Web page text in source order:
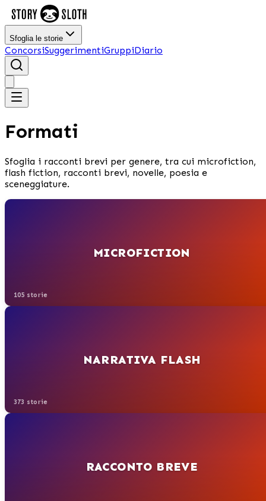
Sfoglia le storie
ConcorsiSuggerimentiGruppiDiario
Formati
Sfoglia i racconti brevi per genere, tra cui microfiction,
flash fiction, racconti brevi, novelle, poesia e
sceneggiature.
MICROFICTION
105 storie
NARRATIVA FLASH
373 storie
RACCONTO BREVE